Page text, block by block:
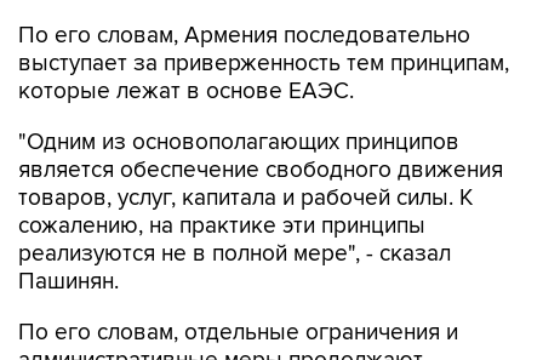
По его словам, Армения последовательно
выступает за приверженность тем принципам,
которые лежат в основе ЕАЭС.
"Одним из основополагающих принципов
является обеспечение свободного движения
товаров, услуг, капитала и рабочей силы. К
сожалению, на практике эти принципы
реализуются не в полной мере", - сказал
Пашинян.
По его словам, отдельные ограничения и